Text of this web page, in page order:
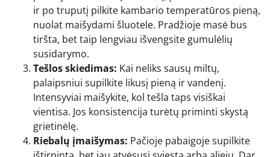
ir po truputį pilkite kambario temperatūros pieną,
nuolat maišydami šluotele. Pradžioje masė bus
tiršta, bet taip lengviau išvengsite gumulėlių
susidarymo.
Tešlos skiedimas: Kai neliks sausų miltų,
palaipsniui supilkite likusį pieną ir vandenį.
Intensyviai maišykite, kol tešla taps visiškai
vientisa. Jos konsistencija turėtų priminti skystą
grietinėlę.
Riebalų įmaišymas: Pačioje pabaigoje supilkite